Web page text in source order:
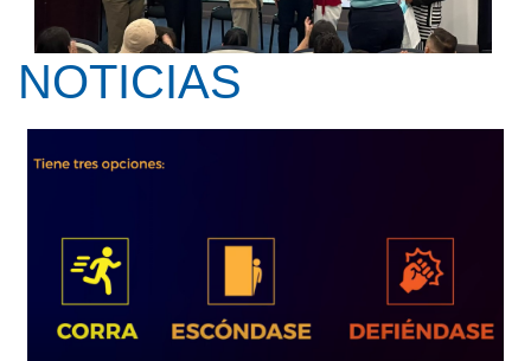
NOTICIAS
Kay Pranis ofreció la conferencia ...